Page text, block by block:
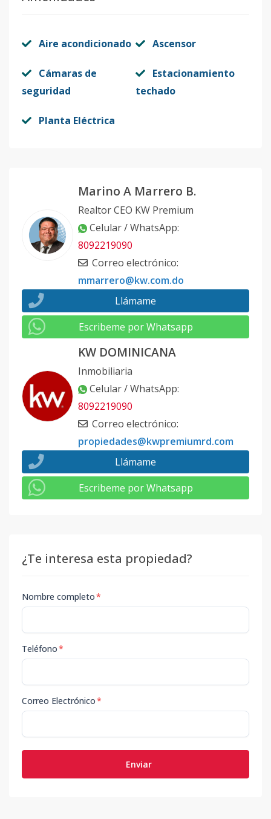
Aire acondicionado Ascensor
Cámaras de
seguridad
Estacionamiento
techado
Planta Eléctrica
Marino A Marrero B.
Realtor CEO KW Premium
Celular / WhatsApp:
8092219090
Correo electrónico:
mmarrero@kw.com.do
Llámame
Escribeme por Whatsapp
KW DOMINICANA
Inmobiliaria
Celular / WhatsApp:
8092219090
Correo electrónico:
propiedades@kwpremiumrd.com
Llámame
Escribeme por Whatsapp
¿Te interesa esta propiedad?
Nombre completo*
Teléfono*
Correo Electrónico*
Enviar